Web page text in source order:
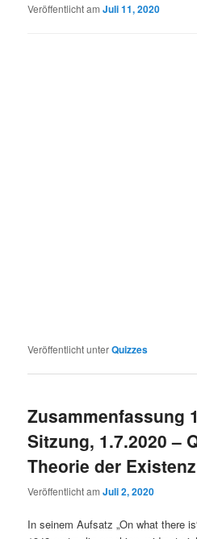
Veröffentlicht amJuli 11, 2020
Veröffentlicht unterQuizzes
Zusammenfassung
Sitzung, 1.7.2020 –
Theorie der Existenz
Veröffentlicht amJuli 2, 2020
In seinem Aufsatz „On what there